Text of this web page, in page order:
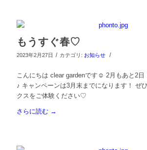
もうすぐ春♡
2023年2月27日 / カテゴリ: お知らせ /
こんにちは clear gardenです☺︎ 2月もあと2日
♪ キャンペーンは3月末までになります！ ぜ
クスをご体験ください♡
さらに読む→